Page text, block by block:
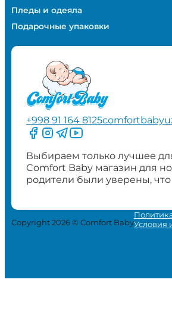
Пледы и одеяла
Подарочные упаковки
+998 91 164 8125
Следите за нами на Facebook
Следите за нами в
Следите за нами в
Следите за нами в
Выбираем только лучшее
Comfort Baby магазин для
родители были уверены,
Copyright 2026 © Comfort BabyУсловия